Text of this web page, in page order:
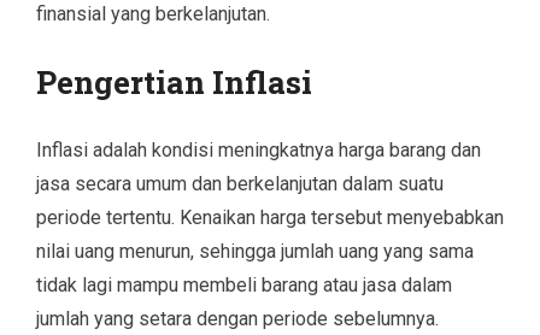
finansial yang berkelanjutan.
Pengertian Inflasi
Inflasi adalah kondisi meningkatnya harga barang dan
jasa secara umum dan berkelanjutan dalam suatu
periode tertentu. Kenaikan harga tersebut menyebabkan
nilai uang menurun, sehingga jumlah uang yang sama
tidak lagi mampu membeli barang atau jasa dalam
jumlah yang setara dengan periode sebelumnya.